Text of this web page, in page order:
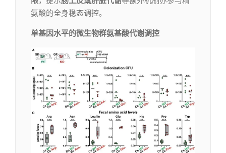
氨酸的全身稳态调控。
单基因水平的微生物群氨基酸代谢调控